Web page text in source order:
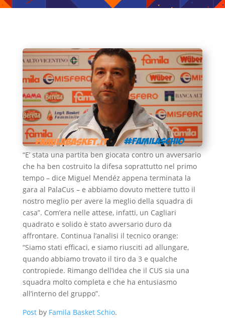
“E’ stata una partita ben giocata contro un avversario
che ha ben costruito la difesa soprattutto nel primo
tempo – dice Miguel Mendéz appena terminata la
gara al PalaCus – e abbiamo dovuto mettere tutto il
nostro meglio per avere la meglio della squadra di
casa”. Com’era nelle attese, infatti, un Cagliari
quadrato e solido è stato avversario duro da
affrontare. Continua l’analisi il tecnico orange:
“Siamo stati efficaci, e siamo riusciti ad allungare,
quando abbiamo trovato il tiro da 3 e qualche
contropiede. Rimango dell’idea che il CUS sia una
squadra molto completa e che ha entusiasmo
all’interno del gruppo”.
Postby Famila Basket Schio.